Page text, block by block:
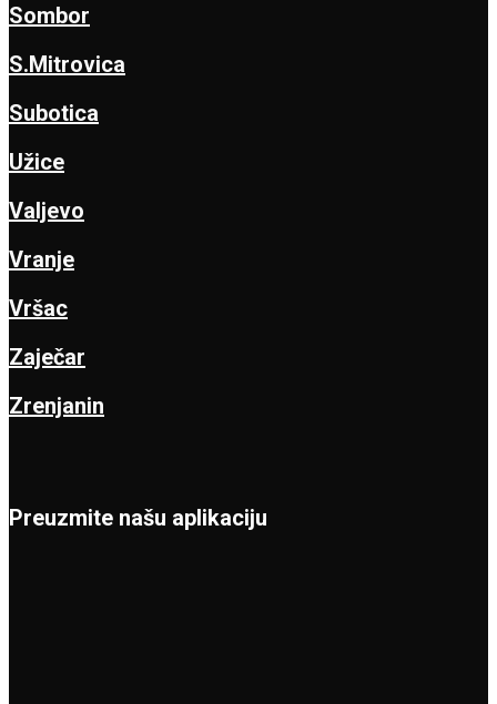
Sombor
S.Mitrovica
Subotica
Užice
Valjevo
Vranje
Vršac
Zaječar
Zrenjanin
Preuzmite našu aplikaciju